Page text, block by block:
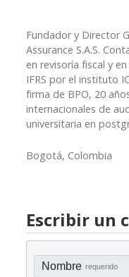
Fundador y Director
Assurance S.A.S.
en revisoría fiscal y
IFRS por el instituto
firma de BPO, 20
internacionales de
universitaria en
Bogotá, Colombia
Escribir un
Nombre requerido